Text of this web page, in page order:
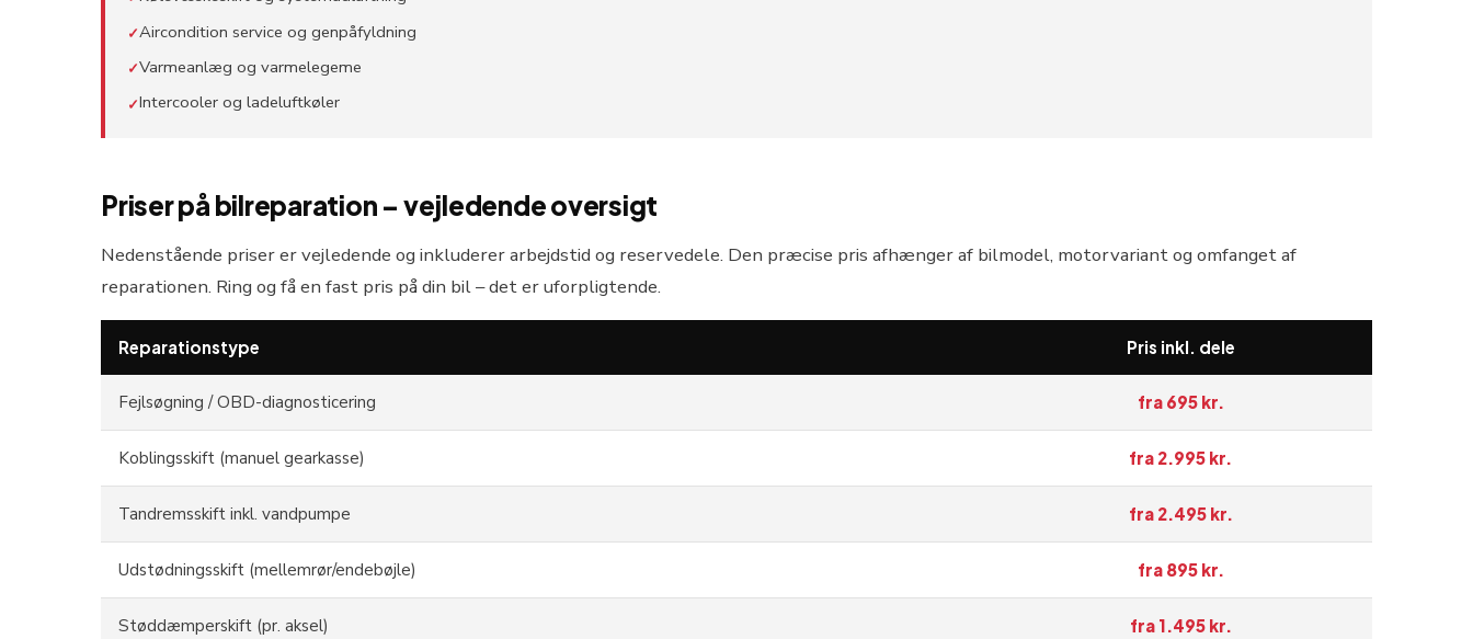
✓Aircondition service og genpåfyldning
✓Varmeanlæg og varmelegeme
✓Intercooler og ladeluftkøler
Priser på bilreparation – vejledende oversigt
Nedenstående priser er vejledende og inkluderer arbejdstid og reservedele. Den præcise pris afhænger af bilmodel, motorvariant og omfanget af
reparationen. Ring og få en fast pris på din bil – det er uforpligtende.
Reparationstype Pris inkl. dele
Fejlsøgning / OBD-diagnosticering fra 695 kr.
Koblingsskift (manuel gearkasse) fra 2.995 kr.
Tandremsskift inkl. vandpumpe fra 2.495 kr.
Udstødningsskift (mellemrør/endebøjle) fra 895 kr.
Støddæmperskift (pr. aksel) fra 1.495 kr.